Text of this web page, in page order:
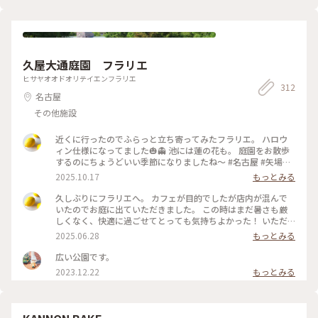
久屋大通庭園 フラリエ
ヒサヤオオドオリテイエンフラリエ
名古屋
その他施設
312
近くに行ったのでふらっと立ち寄ってみたフラリエ。 ハロウ
ィン仕様になってました🎃👻 池には蓮の花も。 庭園をお散歩
するのにちょうどいい季節になりましたね〜 #名古屋 #矢場町
#庭園 #ハロウィン #ことりっぷと一緒 #ことりっぷ #秋の装い
2025.10.17
もっとみる
久しぶりにフラリエへ。 カフェが目的でしたが店内が混んで
いたのでお庭に出ていただきました。 この時はまだ暑さも厳
しくなく、快適に過ごせてとっても気持ちよかった！ いただ
いたのはBRIOCHE Goさんの野菜のデリとフルーツのプレー
ト。 パンはブリオッシュで甘みがあって、ラタトゥイユと合わ
せて食べても美味しい♪ 色んなお花を眺めながら、最高のカ
フェタイムになりました💐 #名古屋 #矢場町 #庭園 #フラリエ #
カフェ #デリ #パン #ランチ #アートな景色
2025.06.28
もっとみる
広い公園です。
2023.12.22
もっとみる